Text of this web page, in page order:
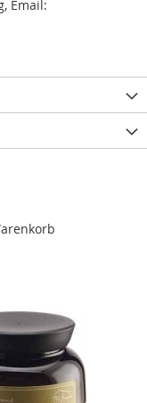
Email: